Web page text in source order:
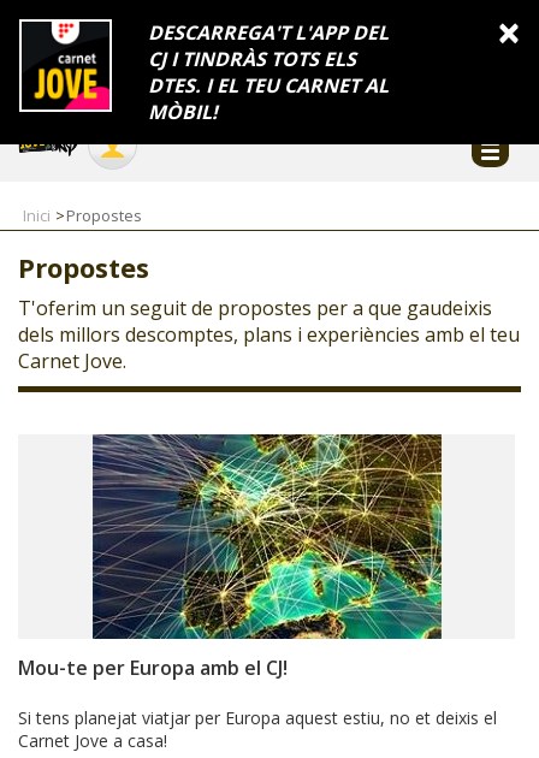
×
DESCARREGA'T L'APP DEL
CJ I TINDRÀS TOTS ELS
DTES. I EL TEU CARNET AL
MÒBIL!
Català
Temes
Serveis Generalitat Catalunya Seu electrònica
FES-TE EL CJ
COL·LABORADORS
CONTACTE
CJ SALUT
CJ INTERNACIONAL
CJ LOCAL
T'INTERESSA #SOMJOVES
Inici Propostes
Propostes
T'oferim un seguit de propostes per a que gaudeixis
dels millors descomptes, plans i experiències amb el teu
Carnet Jove.
Mou-te per Europa amb el CJ!
Si tens planejat viatjar per Europa aquest estiu, no et deixis el
Carnet Jove a casa!